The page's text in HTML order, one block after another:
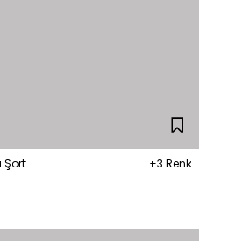
Şort
+3 Renk